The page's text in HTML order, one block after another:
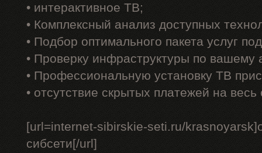
• интерактивное ТВ;
• Комплексный анализ доступных
• Подбор оптимального пакета услуг
• Проверку инфраструктуры по вашему
• Профессиональную установку ТВ
• отсутствие скрытых платежей на
[url=internet-sibirskie-seti.ru/
сибсети[/url]